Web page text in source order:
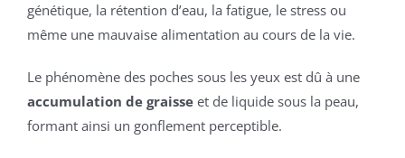
génétique, la rétention d’eau, la fatigue, le stress ou
même une mauvaise alimentation au cours de la vie.
Le phénomène des poches sous les yeux est dû à une
accumulation de graisse et de liquide sous la peau,
formant ainsi un gonflement perceptible.